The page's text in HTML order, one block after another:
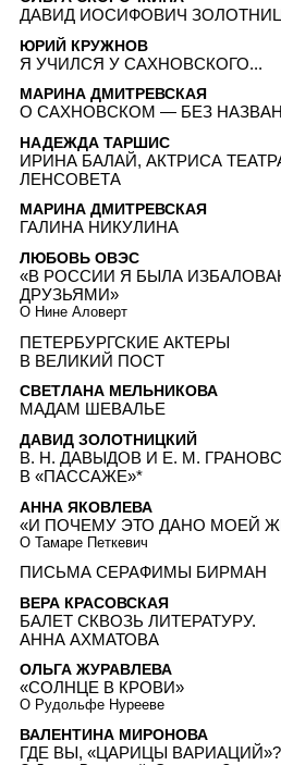
ДАВИД ИОСИФОВИЧ
ЮРИЙ КРУЖНОВ
Я УЧИЛСЯ У САХНОВСКОГО...
МАРИНА ДМИТРЕВСКАЯ
О САХНОВСКОМ — БЕЗ
НАДЕЖДА ТАРШИС
ИРИНА БАЛАЙ, АКТРИСА
ЛЕНСОВЕТА
МАРИНА ДМИТРЕВСКАЯ
ГАЛИНА НИКУЛИНА
ЛЮБОВЬ ОВЭС
«В РОССИИ Я БЫЛА
ДРУЗЬЯМИ»
О Нине Аловерт
ПЕТЕРБУРГСКИЕ АКТЕРЫ
В ВЕЛИКИЙ ПОСТ
СВЕТЛАНА МЕЛЬНИКОВА
МАДАМ ШЕВАЛЬЕ
ДАВИД ЗОЛОТНИЦКИЙ
В. Н. ДАВЫДОВ И Е. М.
В «ПАССАЖЕ»*
АННА ЯКОВЛЕВА
«И ПОЧЕМУ ЭТО ДАНО МОЕЙ
О Тамаре Петкевич
ПИСЬМА СЕРАФИМЫ БИРМАН
ВЕРА КРАСОВСКАЯ
БАЛЕТ СКВОЗЬ ЛИТЕРАТУРУ.
АННА АХМАТОВА
ОЛЬГА ЖУРАВЛЕВА
«СОЛНЦЕ В КРОВИ»
О Рудольфе Нурееве
ВАЛЕНТИНА МИРОНОВА
ГДЕ ВЫ, «ЦАРИЦЫ ВАРИАЦИЙ»?